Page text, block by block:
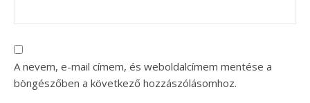
A nevem, e-mail címem, és weboldalcímem mentése a
böngészőben a következő hozzászólásomhoz.